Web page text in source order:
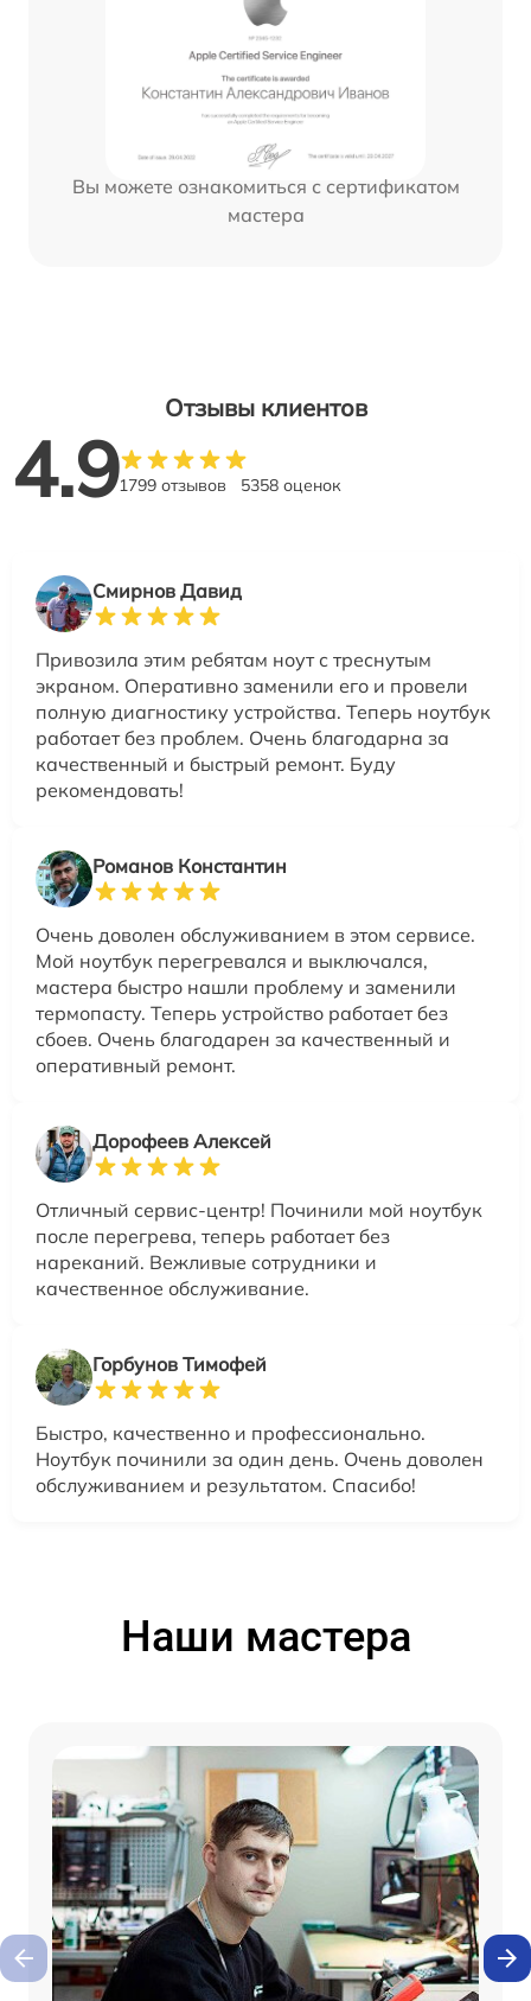
Вы можете ознакомиться с сертификатом
мастера
Отзывы клиентов
4.91799 отзывов 5358 оценок
Смирнов Давид
Привозила этим ребятам ноут с треснутым
экраном. Оперативно заменили его и провели
полную диагностику устройства. Теперь ноутбук
работает без проблем. Очень благодарна за
качественный и быстрый ремонт. Буду
рекомендовать!
Романов Константин
Очень доволен обслуживанием в этом сервисе.
Мой ноутбук перегревался и выключался,
мастера быстро нашли проблему и заменили
термопасту. Теперь устройство работает без
сбоев. Очень благодарен за качественный и
оперативный ремонт.
Дорофеев Алексей
Отличный сервис-центр! Починили мой ноутбук
после перегрева, теперь работает без
нареканий. Вежливые сотрудники и
качественное обслуживание.
Горбунов Тимофей
Быстро, качественно и профессионально.
Ноутбук починили за один день. Очень доволен
обслуживанием и результатом. Спасибо!
Наши мастера